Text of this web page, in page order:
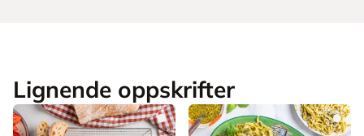
Lignende oppskrifter